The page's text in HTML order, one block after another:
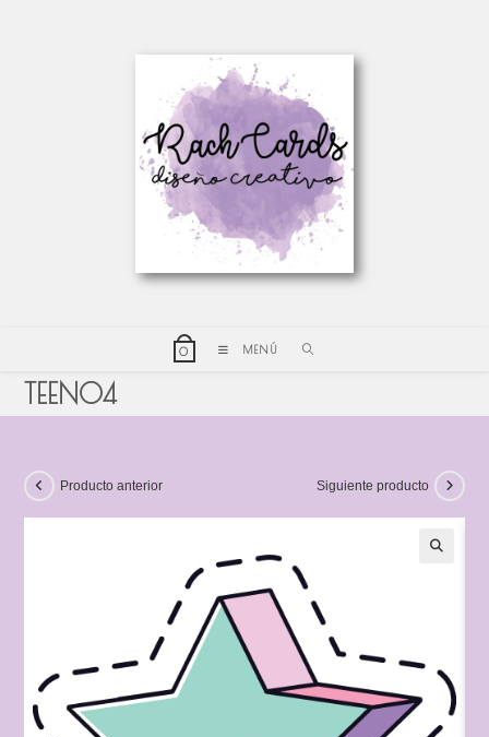
0 MENÚ
TEEN04
Producto anterior Siguiente producto